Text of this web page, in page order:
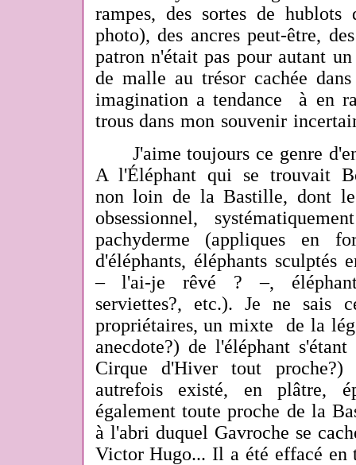
rampes, des sortes de
photo), des ancres peut-être,
patron n'était pas pour autant
de malle au trésor cachée
imagination a tendance à en
trous dans mon souvenir
J'aime toujours ce genre
A l'Éléphant qui se trouvait
non loin de la Bastille, dont le
obsessionnel,
pachyderme (appliques en
d'éléphants, éléphants sculptés
– l'ai-je rêvé ? –,
serviettes?, etc.). Je ne sais
propriétaires, un mixte
de la
anecdote?) de l'éléphant
Cirque d'Hiver tout
autrefois existé, en plâtre,
également toute proche de la
à l'abri duquel Gavroche se
Victor Hugo... Il a été effacé en